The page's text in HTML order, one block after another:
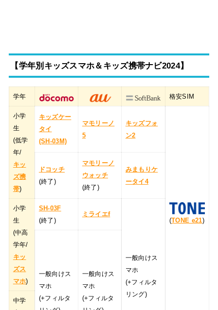
【学年別キッズスマホ＆キッズ携帯ナビ2024】
学年 格安SIM
小学
生
(低学
年/
キッ
ズ携
帯)
キッズケー
タイ
(SH-03M)
マモリーノ
5
キッズフォ
ン2
(TONE e21)
ドコッチ
(終了)
マモリーノ
ウォッチ
(終了)
みまもりケ
ータイ4
小学
生
(中高
学年/
キッ
ズス
マホ)
SH-03F
(終了)
ミライエf
一般向けス
マホ
(+フィルタ
リング)
一般向けス
マホ
(+フィルタ
一般向けス
マホ
(+フィルタ
中学